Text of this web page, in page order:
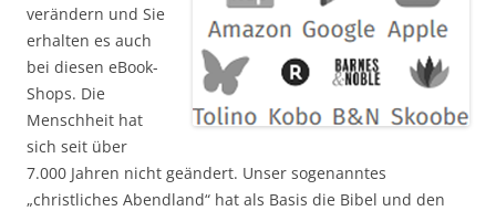
verändern und Sie
erhalten es auch
bei diesen eBook-
Shops. Die
Menschheit hat
sich seit über
7.000 Jahren nicht geändert. Unser sogenanntes
„christliches Abendland“ hat als Basis die Bibel und den